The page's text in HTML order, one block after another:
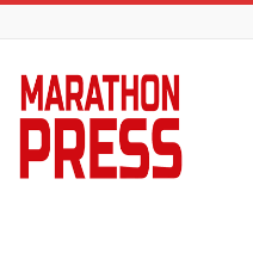
Marathon
Press